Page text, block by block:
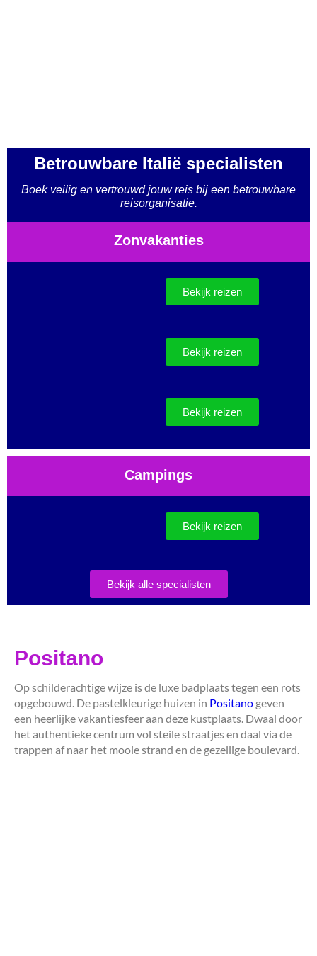
Betrouwbare Italië specialisten
Boek veilig en vertrouwd jouw reis bij een betrouwbare
reisorganisatie.
Zonvakanties
Bekijk reizen
Bekijk reizen
Bekijk reizen
Campings
Bekijk reizen
Bekijk alle specialisten
Positano
Op schilderachtige wijze is de luxe badplaats tegen een rots
opgebouwd. De pastelkleurige huizen in Positano geven
een heerlijke vakantiesfeer aan deze kustplaats. Dwaal door
het authentieke centrum vol steile straatjes en daal via de
trappen af naar het mooie strand en de gezellige boulevard.